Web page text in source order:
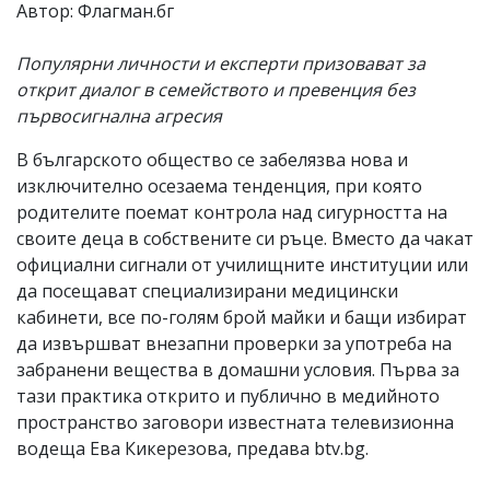
не
носи
за
тях!
Ако
откриете
за
вас
моля
сигнализирайте
ни!
Автор: Флагман.бг
Популярни личности и експерти призовават за
открит диалог в семейството и превенция без
първосигнална агресия
В българското общество се забелязва нова и
изключително осезаема тенденция, при която
родителите поемат контрола над сигурността на
своите деца в собствените си ръце. Вместо да чакат
официални сигнали от училищните институции или
да посещават специализирани медицински
кабинети, все по-голям брой майки и бащи избират
да извършват внезапни проверки за употреба на
забранени вещества в домашни условия. Първа за
тази практика открито и публично в медийното
пространство заговори известната телевизионна
водеща Ева Кикерезова, предава btv.bg.